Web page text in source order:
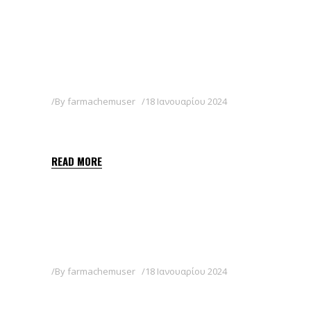
By farmachemuser 18 Ιανουαρίου 2024
READ MORE
By farmachemuser 18 Ιανουαρίου 2024